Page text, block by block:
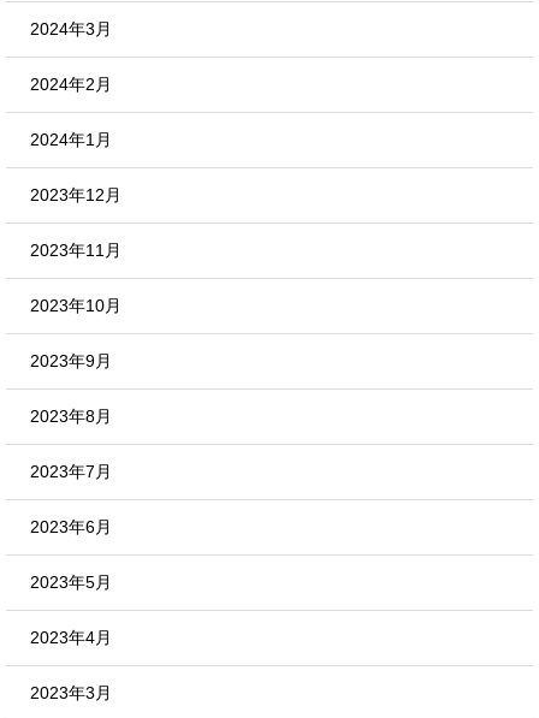
2024年3月
2024年2月
2024年1月
2023年12月
2023年11月
2023年10月
2023年9月
2023年8月
2023年7月
2023年6月
2023年5月
2023年4月
2023年3月